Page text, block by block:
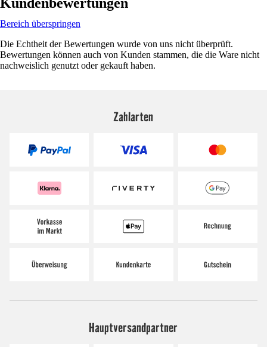
Bereich überspringen
Die Echtheit der Bewertungen wurde von uns nicht überprüft.
Bewertungen können auch von Kunden stammen, die die Ware nicht
nachweislich genutzt oder gekauft haben.
Zahlarten
Hauptversandpartner